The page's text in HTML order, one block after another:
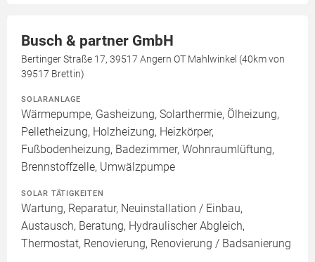
Busch & partner GmbH
Bertinger Straße 17, 39517 Angern OT Mahlwinkel (40km von
39517 Brettin)
SOLARANLAGE
Wärmepumpe, Gasheizung, Solarthermie, Ölheizung,
Pelletheizung, Holzheizung, Heizkörper,
Fußbodenheizung, Badezimmer, Wohnraumlüftung,
Brennstoffzelle, Umwälzpumpe
SOLAR TÄTIGKEITEN
Wartung, Reparatur, Neuinstallation / Einbau,
Austausch, Beratung, Hydraulischer Abgleich,
Thermostat, Renovierung, Renovierung / Badsanierung